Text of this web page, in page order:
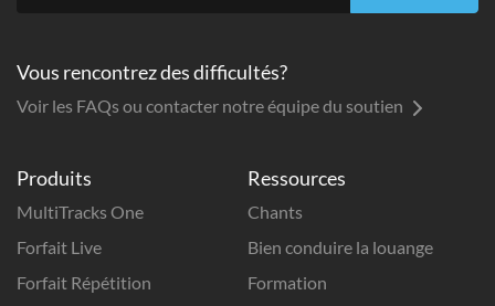
Produits
MultiTracks One
Forfait Live
Forfait Répétition
Ressources
Chants
Bien conduire la louange
Formation
Vous rencontrez des difficultés?
Voir les FAQs ou contacter notre équipe du soutien